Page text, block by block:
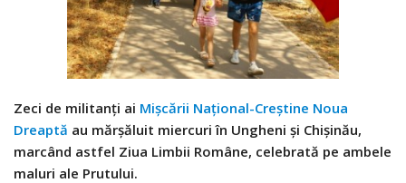
Zeci de militanţi ai Mişcării Naţional-Creştine Noua
Dreaptă au mărşăluit miercuri în Ungheni şi Chişinău,
marcând astfel Ziua Limbii Române, celebrată pe ambele
maluri ale Prutului.